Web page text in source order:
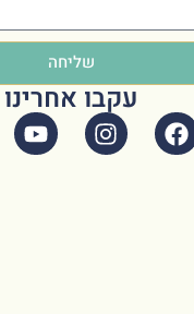
שליחה
עקבו אחרינו